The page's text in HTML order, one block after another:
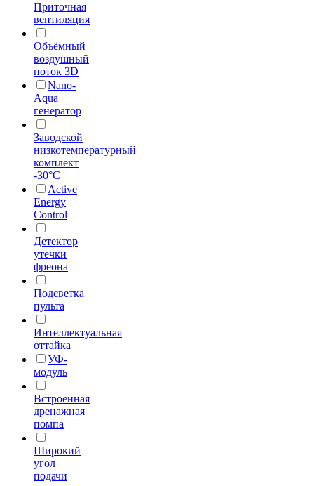
Приточная
вентиляция
Объёмный
воздушный
поток 3D
Nano-
Aqua
генератор
Заводской
низкотемпературный
комплект
-30°С
Active
Energy
Control
Детектор
утечки
фреона
Подсветка
пульта
Интеллектуальная
оттайка
УФ-
модуль
Встроенная
дренажная
помпа
Широкий
угол
подачи